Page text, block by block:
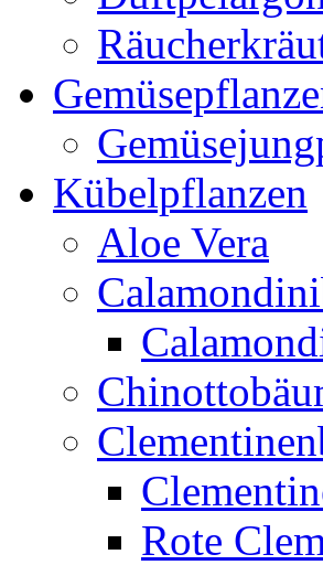
Kübelpflanzen
Aloe Vera
Rote